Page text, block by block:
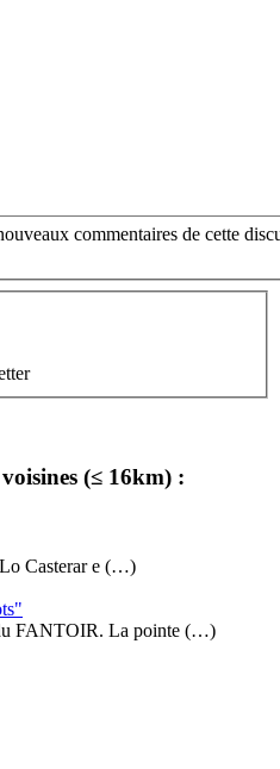
commentaires de cette
(≤ 16km) :
Casterar e (…)
FANTOIR. La pointe (…)